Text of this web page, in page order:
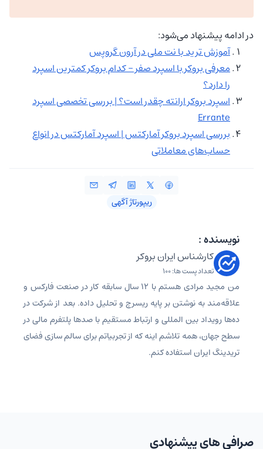
در ادامه پیشنهاد می‌شود:
آموزش ترید با نت ملی در آرون گروپس
معرفی بروکر با اسپرد صفر – کدام بروکر کمترین اسپرد
را دارد؟
اسپرد بروکر ارانته چقدر است؟ | بررسی تخصصی اسپرد
Errante
بررسی اسپرد بروکر آمارکتس | اسپرد آمارکتس در انواع
حساب‌های معاملاتی
ریپورتاژ آگهی
نویسنده :
کارشناس ایران بروکر
تعداد پست ها: 100
من مجید مرادی هستم با 12 سال سابقه کار در صنعت فارکس و
علاقه‌مند به نوشتن بر پایه ریسرچ و تحلیل داده. بعد از شرکت در
ده‌ها رویداد بین المللی و ارتباط مستقیم با صدها پلتفرم مالی در
سطح جهان، همه تلاشم اینه که از تجربیاتم برای سالم سازی فضای
تریدینگ ایران استفاده کنم.
صرافی های پیشنهادی